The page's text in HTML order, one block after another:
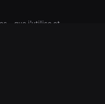
que j'utilise et